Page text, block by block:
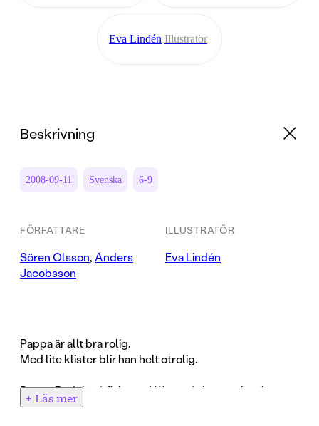
Eva Lindén Illustratör
Beskrivning
2008-09-11 Svenska 6-9
FÖRFATTARE
Sören Olsson, Anders
Jacobsson
ILLUSTRATÖR
Eva Lindén
Pappa är allt bra rolig.
Med lite klister blir han helt otrolig.
Pappa Rudolf på fisketur, Håkan på dansavslutning,
pappa och Håkan i slaget mot danskarna, hela familjen
+ Läs mer